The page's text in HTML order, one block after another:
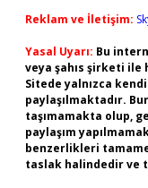
Reklam ve İletişim:
Yasal Uyarı: Bu
veya şahıs şirketi ile
Sitede yalnızca
paylaşılmaktadır.
taşımamakta olup,
paylaşım
benzerlikleri
taslak halindedir ve